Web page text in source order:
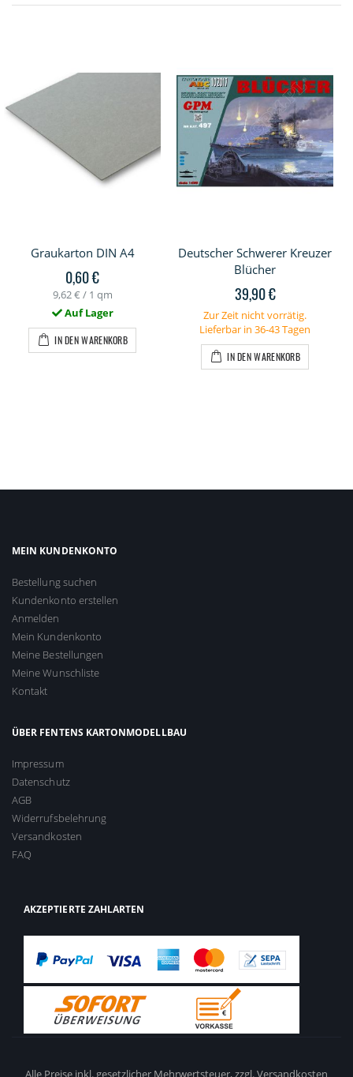
Graukarton DIN A4
0,60 €
9,62 € / 1 qm
Auf Lager
IN DEN WARENKORB
Deutscher Schwerer Kreuzer
Blücher
39,90 €
Zur Zeit nicht vorrätig.
Lieferbar in 36-43 Tagen
IN DEN WARENKORB
MEIN KUNDENKONTO
Bestellung suchen
Kundenkonto erstellen
Anmelden
Mein Kundenkonto
Meine Bestellungen
Meine Wunschliste
Kontakt
ÜBER FENTENS KARTONMODELLBAU
Impressum
Datenschutz
AGB
Widerrufsbelehrung
Versandkosten
FAQ
AKZEPTIERTE ZAHLARTEN
Alle Preise inkl. gesetzlicher Mehrwertsteuer,zzgl. Versandkosten